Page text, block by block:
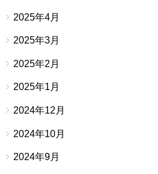
2025年4月
2025年3月
2025年2月
2025年1月
2024年12月
2024年10月
2024年9月